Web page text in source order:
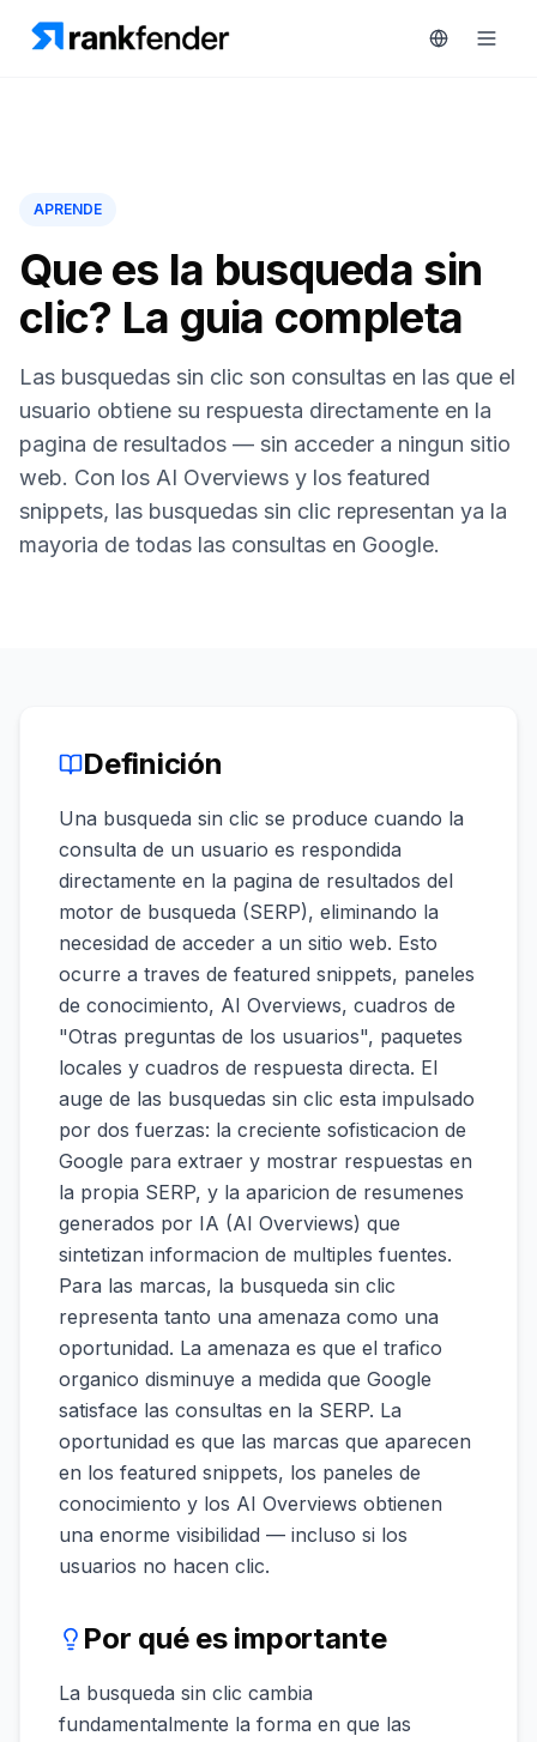
RAIVE
Seguimiento
competidores
Engine
Assistant
Integraciones
ANALIZA
Informes
y
análisis
Soluciones
Recursos
Herramientas
gratuitas
Precios
Reservar
demo
APRENDE
Que es la busqueda sin
clic? La guia completa
Las busquedas sin clic son consultas en las que el
usuario obtiene su respuesta directamente en la
pagina de resultados — sin acceder a ningun sitio
web. Con los AI Overviews y los featured
snippets, las busquedas sin clic representan ya la
mayoria de todas las consultas en Google.
Definición
Una busqueda sin clic se produce cuando la
consulta de un usuario es respondida
directamente en la pagina de resultados del
motor de busqueda (SERP), eliminando la
necesidad de acceder a un sitio web. Esto
ocurre a traves de featured snippets, paneles
de conocimiento, AI Overviews, cuadros de
"Otras preguntas de los usuarios", paquetes
locales y cuadros de respuesta directa. El
auge de las busquedas sin clic esta impulsado
por dos fuerzas: la creciente sofisticacion de
Google para extraer y mostrar respuestas en
la propia SERP, y la aparicion de resumenes
generados por IA (AI Overviews) que
sintetizan informacion de multiples fuentes.
Para las marcas, la busqueda sin clic
representa tanto una amenaza como una
oportunidad. La amenaza es que el trafico
organico disminuye a medida que Google
satisface las consultas en la SERP. La
oportunidad es que las marcas que aparecen
en los featured snippets, los paneles de
conocimiento y los AI Overviews obtienen
una enorme visibilidad — incluso si los
usuarios no hacen clic.
Por qué es importante
La busqueda sin clic cambia
fundamentalmente la forma en que las